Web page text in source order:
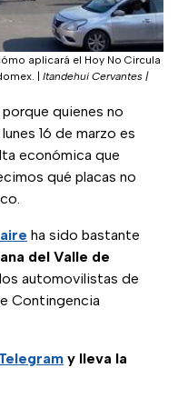
aplicará el Hoy No Circula
Itandehui Cervantes |
quienes no
16 de marzo es
económica que
qué placas no
ha sido bastante
del Valle de
automovilistas de
Contingencia
y lleva la